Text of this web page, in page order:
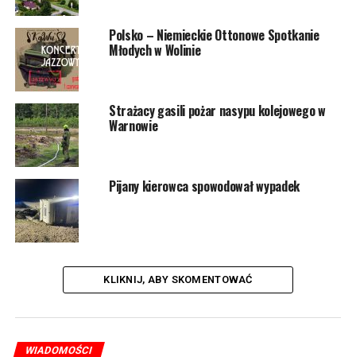
Serdecznie dziękujemy za udział wszystkim
zaangażowanym sołectwom i mamy ogromną nadzieję
na większą frekwencję w przyszłości! Rozgrywki
zorganizowała spółka Przystań Morska Wolin sp. z o.o.
wraz z Gminą Wolin.
1726 odsłon
POWIĄZANE TEMATY:
NASTĘPNY
Pożar na moście w Wolinie. Zapaliło się auto
Polsko – Niemieckie Ottonowe Spotkanie
Młodych w Wolinie
Strażacy gasili pożar nasypu kolejowego w
Warnowie
Pijany kierowca spowodował wypadek
KLIKNIJ, ABY SKOMENTOWAĆ
WIADOMOŚCI